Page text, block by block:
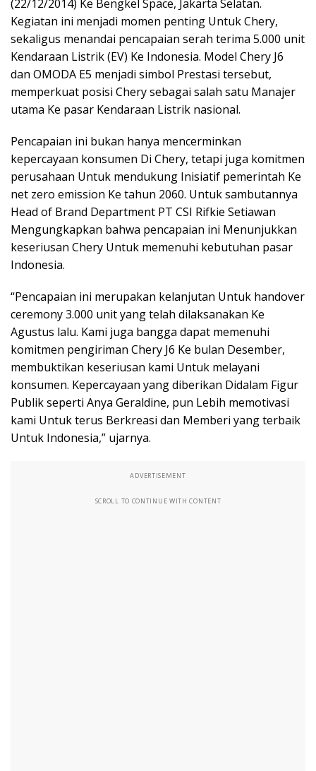
(22/12/2014) Ke Bengkel Space, Jakarta Selatan.
Kegiatan ini menjadi momen penting Untuk Chery,
sekaligus menandai pencapaian serah terima 5.000 unit
Kendaraan Listrik (EV) Ke Indonesia. Model Chery J6
dan OMODA E5 menjadi simbol Prestasi tersebut,
memperkuat posisi Chery sebagai salah satu Manajer
utama Ke pasar Kendaraan Listrik nasional.
Pencapaian ini bukan hanya mencerminkan
kepercayaan konsumen Di Chery, tetapi juga komitmen
perusahaan Untuk mendukung Inisiatif pemerintah Ke
net zero emission Ke tahun 2060. Untuk sambutannya
Head of Brand Department PT CSI Rifkie Setiawan
Mengungkapkan bahwa pencapaian ini Menunjukkan
keseriusan Chery Untuk memenuhi kebutuhan pasar
Indonesia.
“Pencapaian ini merupakan kelanjutan Untuk handover
ceremony 3.000 unit yang telah dilaksanakan Ke
Agustus lalu. Kami juga bangga dapat memenuhi
komitmen pengiriman Chery J6 Ke bulan Desember,
membuktikan keseriusan kami Untuk melayani
konsumen. Kepercayaan yang diberikan Didalam Figur
Publik seperti Anya Geraldine, pun Lebih memotivasi
kami Untuk terus Berkreasi dan Memberi yang terbaik
Untuk Indonesia,” ujarnya.
ADVERTISEMENT
SCROLL TO CONTINUE WITH CONTENT